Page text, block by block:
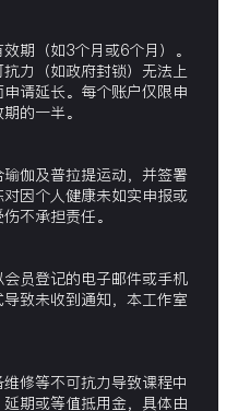
期（如3个月或6个月）。
力（如政府封锁）无法上
请延长。每个账户仅限申
的一半。
伽及普拉提运动，并签署
因个人健康未如实申报或
不承担责任。
员登记的电子邮件或手机
致未收到通知，本工作室
修等不可抗力导致课程中
期或等值抵用金，具体由